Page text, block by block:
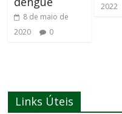
8 de maio de
2020
0
2022
Links Úteis